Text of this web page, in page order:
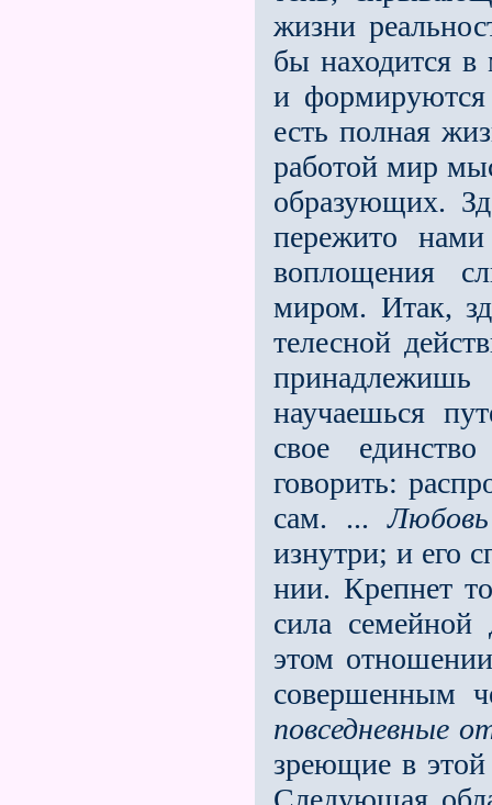
жизни
бы находится в
и
есть полная
работой мир
образующих.
пережито
воплощения
миром. Итак,
телесной
научаешься
свое
говорить:
сам. ...
изнутри; и его
нии. Крепнет
сила
этом
совершенным
повседневные
зреющие в